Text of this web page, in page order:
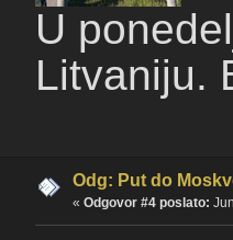
U
Litvaniju.
Odg: Put do
« Odgovor #4 poslato: